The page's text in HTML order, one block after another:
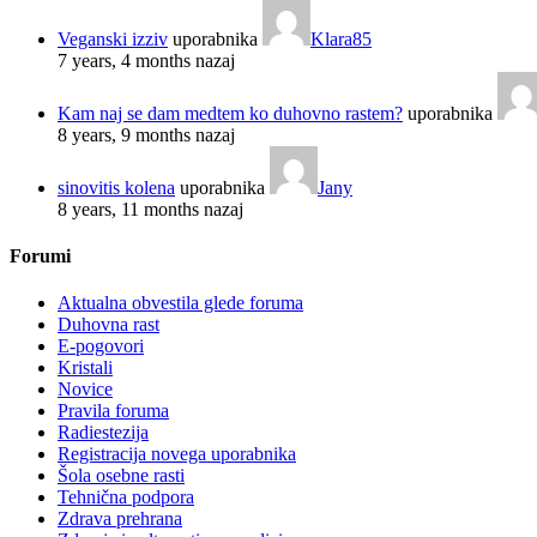
Veganski izziv uporabnika
Klara85
7 years, 4 months nazaj
Kam naj se dam medtem ko duhovno rastem? uporabnika
8 years, 9 months nazaj
sinovitis kolena uporabnika
Jany
8 years, 11 months nazaj
Forumi
Aktualna obvestila glede foruma
Duhovna rast
E-pogovori
Kristali
Novice
Pravila foruma
Radiestezija
Registracija novega uporabnika
Šola osebne rasti
Tehnična podpora
Zdrava prehrana